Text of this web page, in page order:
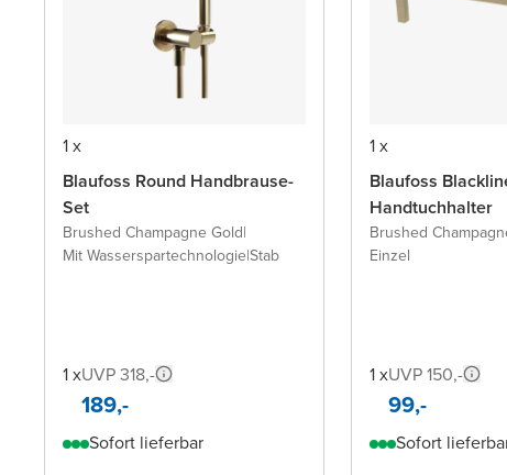
1 x
Blaufoss Round Handbrause-
Set
Brushed Champagne Gold|
Mit Wasserspartechnologie|Stab
1 xUVP 318,-
189,-
Sofort lieferbar
1 x
Blaufoss
Handtuchhalter
Brushed
Einzel
1 xUVP 150,-
99,-
Sofort